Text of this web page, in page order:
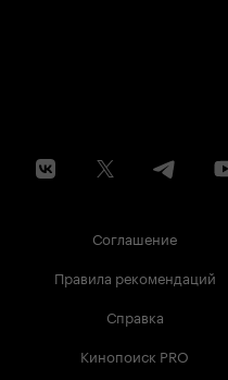
Соглашение
Правила рекомендаций
Справка
Кинопоиск PRO